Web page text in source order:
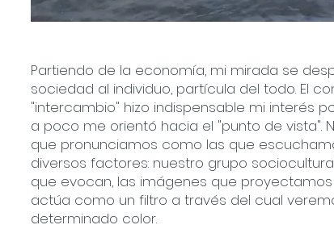
Partiendo de la economía, mi mirada se
sociedad al individuo, partícula del todo. El
"intercambio" hizo indispensable mi interés
a poco me orientó hacia el "punto de vista".
que pronunciamos como las que
diversos factores: nuestro grupo
que evocan, las imágenes que proyectamos
actúa como un filtro a través del cual
determinado color.